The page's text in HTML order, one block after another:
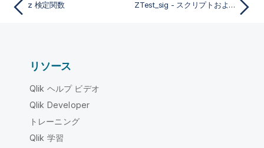
z 検定関数 ZTest_sig - スクリプトおよびチャート関数
リソース
Qlik ヘルプ ビデオ
Qlik Developer
トレーニング
Qlik 学習